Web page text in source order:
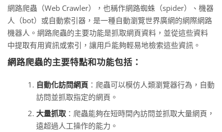
網路爬蟲（Web Crawler），也稱作網路蜘蛛（spider）、機器
人（bot）或自動索引器，是一種自動瀏覽世界廣網的網際網路
機器人。網路爬蟲的主要功能是抓取網頁資料，並從這些資料
中提取有用資訊或索引，讓用戶能夠輕易地檢索這些資訊。
網路爬蟲的主要特點和功能包括：
自動化訪問網頁：爬蟲可以模仿人類瀏覽器行為，自動
訪問並抓取指定的網頁。
大量抓取：爬蟲能夠在短時間內訪問並抓取大量網頁，
遠超過人工操作的能力。